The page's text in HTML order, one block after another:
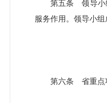
第五条 领导小
服务作用。领导小
第六条 省重点